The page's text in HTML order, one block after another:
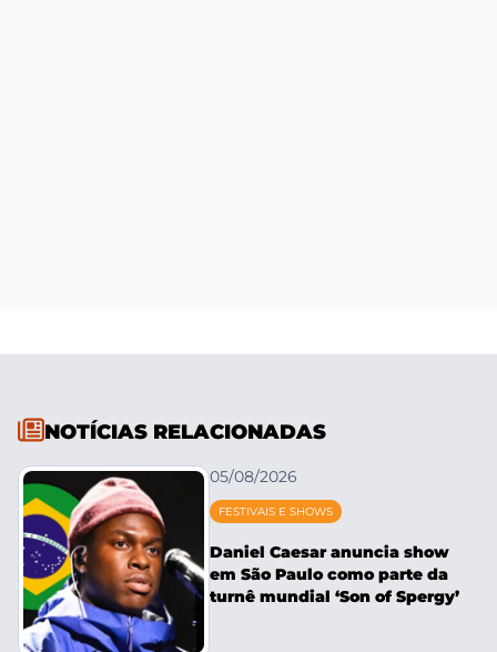
NOTÍCIAS RELACIONADAS
05/08/2026
FESTIVAIS E SHOWS
Daniel Caesar anuncia show
em São Paulo como parte da
turnê mundial ‘Son of Spergy’